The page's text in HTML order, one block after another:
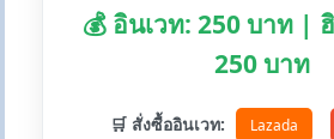
💰 อินเวท: 250 บาท |
250 บาท
🛒 สั่งซื้ออินเวท: Lazada